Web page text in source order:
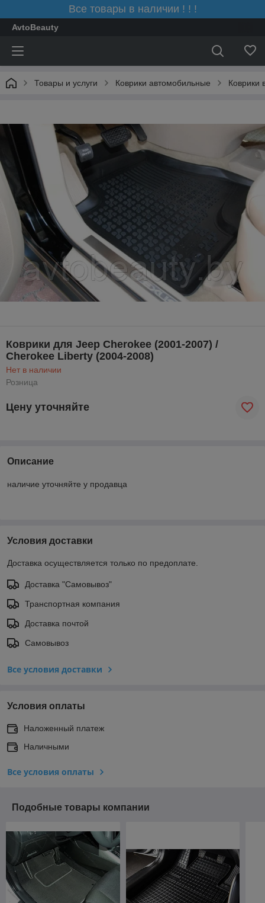
Все товары в наличии ! ! !
AvtoBeauty
Товары и услуги Коврики автомобильные Коврики
Коврики для Jeep Cherokee (2001-2007) /
Cherokee Liberty (2004-2008)
Нет в наличии
Розница
Цену уточняйте
Описание
наличие уточняйте у продавца
Условия доставки
Доставка осуществляется только по предоплате.
Доставка "Самовывоз"
Транспортная компания
Доставка почтой
Самовывоз
Все условия доставки
Условия оплаты
Наложенный платеж
Наличными
Все условия оплаты
Подобные товары компании